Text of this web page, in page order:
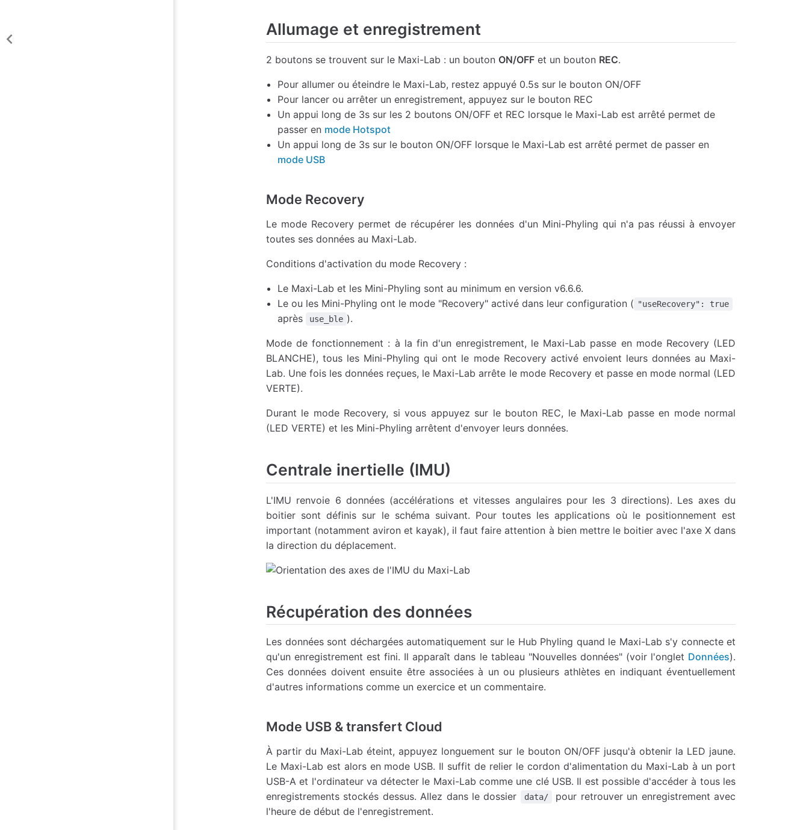
Allumage et enregistrement
2 boutons se trouvent sur le Maxi-Lab : un bouton ON/OFF et un bouton REC.
Pour allumer ou éteindre le Maxi-Lab, restez appuyé 0.5s sur le bouton ON/OFF
Pour lancer ou arrêter un enregistrement, appuyez sur le bouton REC
Un appui long de 3s sur les 2 boutons ON/OFF et REC lorsque le Maxi-Lab est arrêté permet de
passer en mode Hotspot
Un appui long de 3s sur le bouton ON/OFF lorsque le Maxi-Lab est arrêté permet de passer en
mode USB
Mode Recovery
Le mode Recovery permet de récupérer les données d'un Mini-Phyling qui n'a pas réussi à envoyer
toutes ses données au Maxi-Lab.
Conditions d'activation du mode Recovery :
Le Maxi-Lab et les Mini-Phyling sont au minimum en version v6.6.6.
Le ou les Mini-Phyling ont le mode "Recovery" activé dans leur configuration ( "useRecovery": true
après use_ble ).
Mode de fonctionnement : à la fin d'un enregistrement, le Maxi-Lab passe en mode Recovery (LED
BLANCHE), tous les Mini-Phyling qui ont le mode Recovery activé envoient leurs données au Maxi-
Lab. Une fois les données reçues, le Maxi-Lab arrête le mode Recovery et passe en mode normal (LED
VERTE).
Durant le mode Recovery, si vous appuyez sur le bouton REC, le Maxi-Lab passe en mode normal
(LED VERTE) et les Mini-Phyling arrêtent d'envoyer leurs données.
Centrale inertielle (IMU)
L'IMU renvoie 6 données (accélérations et vitesses angulaires pour les 3 directions). Les axes du
boitier sont définis sur le schéma suivant. Pour toutes les applications où le positionnement est
important (notamment aviron et kayak), il faut faire attention à bien mettre le boitier avec l'axe X dans
la direction du déplacement.
Récupération des données
Les données sont déchargées automatiquement sur le Hub Phyling quand le Maxi-Lab s'y connecte et
qu'un enregistrement est fini. Il apparaît dans le tableau "Nouvelles données" (voir l'onglet Données).
Ces données doivent ensuite être associées à un ou plusieurs athlètes en indiquant éventuellement
d'autres informations comme un exercice et un commentaire.
Mode USB & transfert Cloud
À partir du Maxi-Lab éteint, appuyez longuement sur le bouton ON/OFF jusqu'à obtenir la LED jaune.
Le Maxi-Lab est alors en mode USB. Il suffit de relier le cordon d'alimentation du Maxi-Lab à un port
USB-A et l'ordinateur va détecter le Maxi-Lab comme une clé USB. Il est possible d'accéder à tous les
enregistrements stockés dessus. Allez dans le dossier
data/
pour retrouver un enregistrement avec
l'heure de début de l'enregistrement.